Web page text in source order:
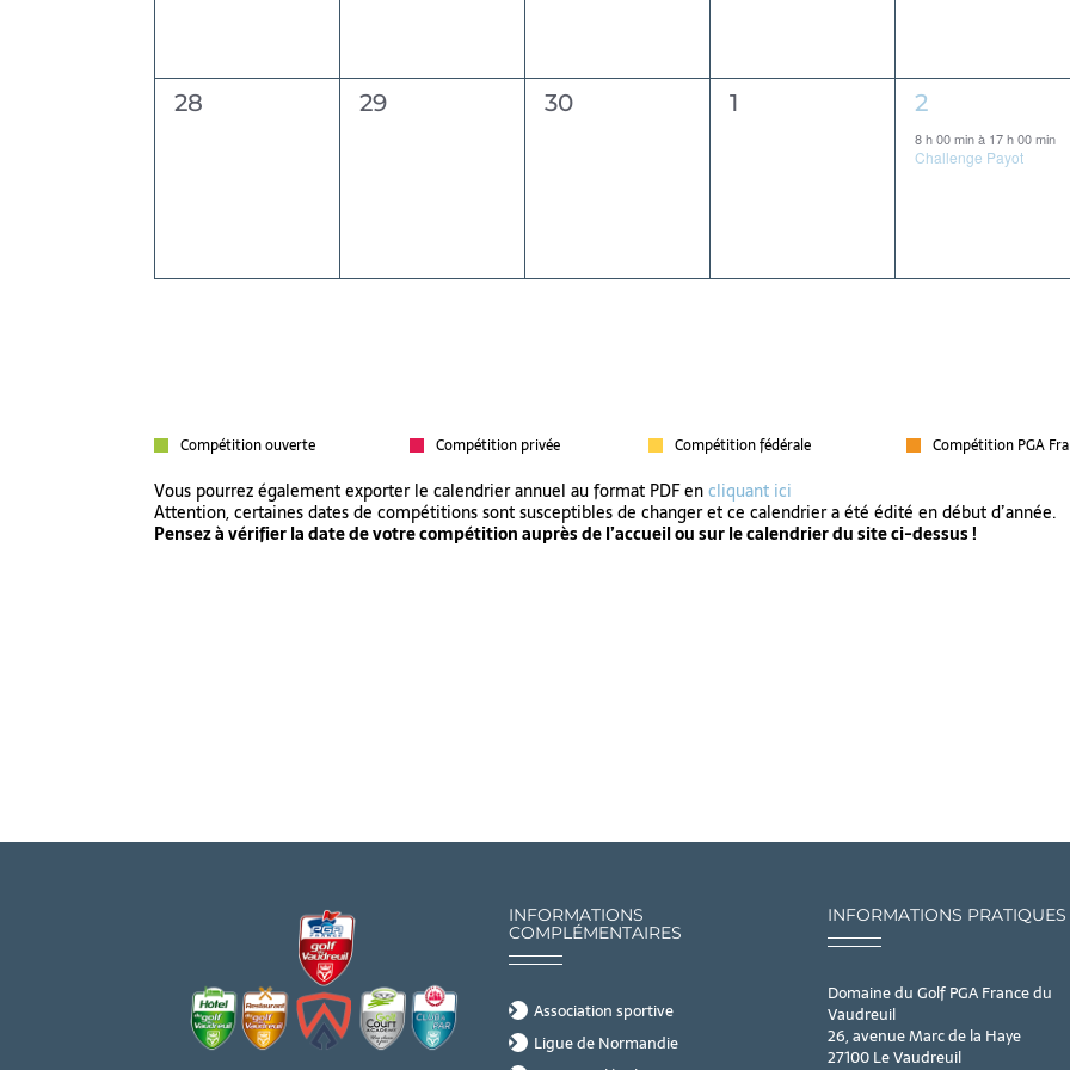
0
28
0
29
0
30
0
1
1
évènement,
2
8 h 00 minà 17 h 00 min
Challenge Payot
Compétition ouverte Compétition privée Compétition fédérale Compétition PGA
Vous pourrez également exporter le calendrier annuel au format PDF encliquant ici
Attention, certaines dates de compétitions sont susceptibles de changer et ce calendrier a été édité en début d’année.
Pensez à vérifier la date de votre compétition auprès de l’accueil ou sur le calendrier du site ci-dessus !
INFORMATIONS
COMPLÉMENTAIRES
Association sportive
Ligue de Normandie
INFORMATIONS PRATIQUES
Domaine du Golf PGA France du
Vaudreuil
26, avenue Marc de la Haye
27100 Le Vaudreuil